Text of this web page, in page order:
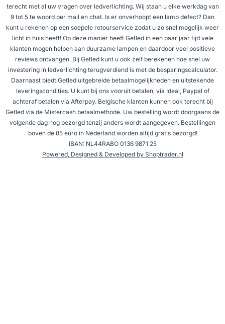
terecht met al uw vragen over ledverlichting. Wij staan u elke werkdag van
9 tot 5 te woord per mail en chat. Is er onverhoopt een lamp defect? Dan
kunt u rekenen op een soepele retourservice zodat u zo snel mogelijk weer
licht in huis heeft! Op deze manier heeft Getled in een paar jaar tijd vele
klanten mogen helpen aan duurzame lampen en daardoor veel positieve
reviews ontvangen. Bij Getled kunt u ook zelf berekenen hoe snel uw
investering in ledverlichting terugverdiend is met de besparingscalculator.
Daarnaast biedt Getled uitgebreide betaalmogelijkheden en uitstekende
leveringscondities. U kunt bij ons vooruit betalen, via Ideal, Paypal of
achteraf betalen via Afterpay. Belgische klanten kunnen ook terecht bij
Getled via de Mistercash betaalmethode. Uw bestelling wordt doorgaans de
volgende dag nog bezorgd tenzij anders wordt aangegeven. Bestellingen
boven de 85 euro in Nederland worden altijd gratis bezorgd!
IBAN: NL44RABO 0136 9871 25
Powered, Designed & Developed by Shoptrader.nl